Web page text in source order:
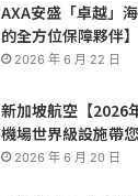
AXA安盛「卓越」
的全方位保障夥伴
2026 年 6 月 22 日
新加坡航空【2026
機場世界級設施帶
2026 年 6 月 20 日